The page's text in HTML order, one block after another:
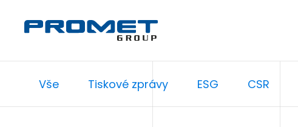
Vše Tiskové zprávy ESG CSR